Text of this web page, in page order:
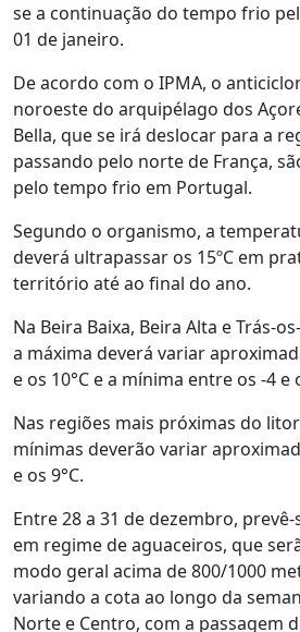
se a continuação do tempo frio
01 de janeiro.
De acordo com o IPMA, o
noroeste do arquipélago dos
Bella, que se irá deslocar para a
passando pelo norte de França,
pelo tempo frio em Portugal.
Segundo o organismo, a
deverá ultrapassar os 15ºC em
território até ao final do ano.
Na Beira Baixa, Beira Alta e Trás-
a máxima deverá variar
e os 10°C e a mínima entre os -4 e
Nas regiões mais próximas do
mínimas deverão variar
e os 9°C.
Entre 28 a 31 de dezembro,
em regime de aguaceiros, que
modo geral acima de 800/1000
variando a cota ao longo da
Norte e Centro, com a passagem